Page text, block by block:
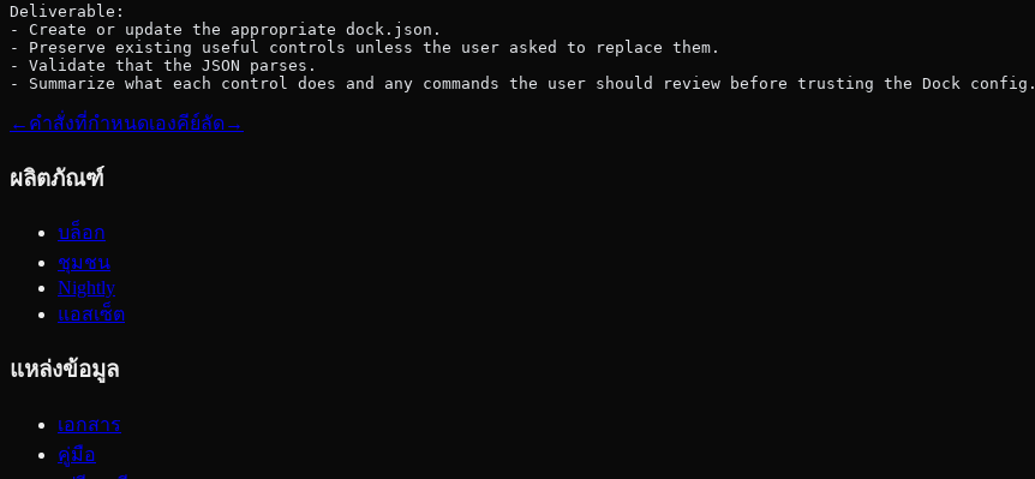
Deliverable:
- Create or update the appropriate dock.json.
- Preserve existing useful controls unless the user asked to replace them.
- Validate that the JSON parses.
- Summarize what each control does and any commands the user should review before trusting the Dock config.
← คำสั่งที่กำหนดเองคีย์ลัด→
ผลิตภัณฑ์
บล็อก
ชุมชน
Nightly
แอสเซ็ต
แหล่งข้อมูล
เอกสาร
คู่มือ